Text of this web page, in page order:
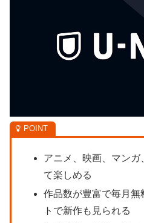
アニメ、映画、マン
て楽しめる
作品数が豊富で毎月無
トで新作も見られる